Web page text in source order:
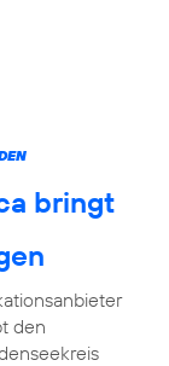
bringt
den